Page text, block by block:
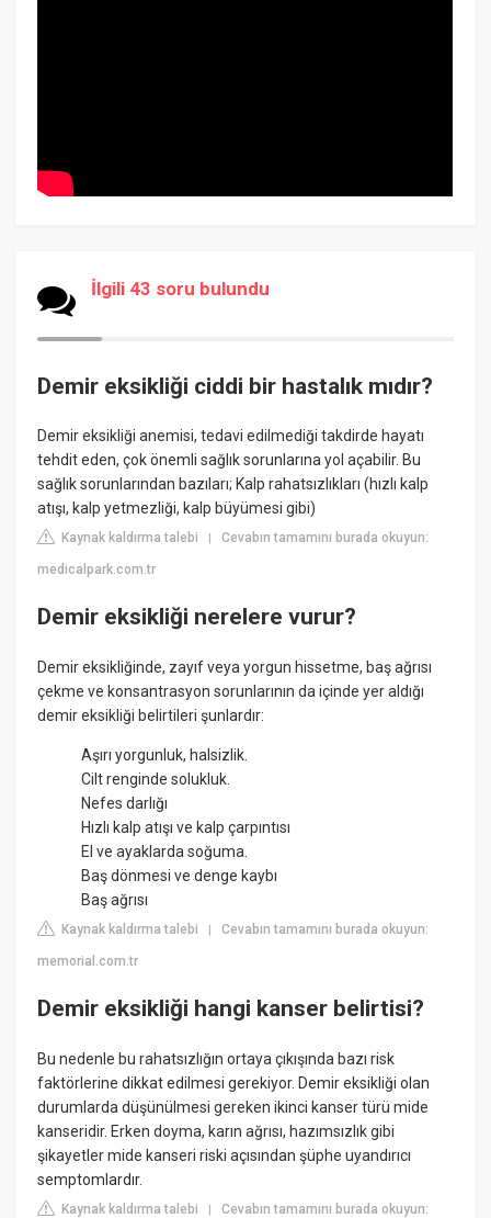
İlgili 43 soru bulundu
Demir eksikliği ciddi bir hastalık mıdır?
Demir eksikliği anemisi, tedavi edilmediği takdirde hayatı
tehdit eden, çok önemli sağlık sorunlarına yol açabilir. Bu
sağlık sorunlarından bazıları; Kalp rahatsızlıkları (hızlı kalp
atışı, kalp yetmezliği, kalp büyümesi gibi)
Kaynak kaldırma talebi |Cevabın tamamını burada okuyun:
medicalpark.com.tr
Demir eksikliği nerelere vurur?
Demir eksikliğinde, zayıf veya yorgun hissetme, baş ağrısı
çekme ve konsantrasyon sorunlarının da içinde yer aldığı
demir eksikliği belirtileri şunlardır:
Aşırı yorgunluk, halsizlik.
Cilt renginde solukluk.
Nefes darlığı
Hızlı kalp atışı ve kalp çarpıntısı
El ve ayaklarda soğuma.
Baş dönmesi ve denge kaybı
Baş ağrısı
Kaynak kaldırma talebi |Cevabın tamamını burada okuyun:
memorial.com.tr
Demir eksikliği hangi kanser belirtisi?
Bu nedenle bu rahatsızlığın ortaya çıkışında bazı risk
faktörlerine dikkat edilmesi gerekiyor. Demir eksikliği olan
durumlarda düşünülmesi gereken ikinci kanser türü mide
kanseridir. Erken doyma, karın ağrısı, hazımsızlık gibi
şikayetler mide kanseri riski açısından şüphe uyandırıcı
semptomlardır.
Kaynak kaldırma talebi |Cevabın tamamını burada okuyun: